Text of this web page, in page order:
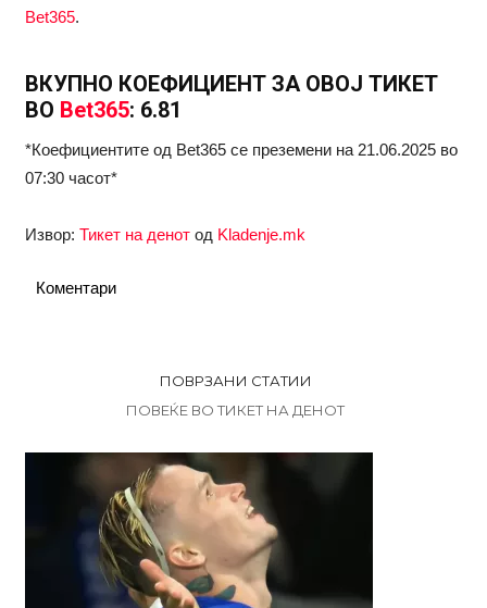
Bet365.
ВКУПНО КОЕФИЦИЕНТ ЗА ОВОЈ ТИКЕТ
ВО Bet365: 6.81
*Коефициентите од Bet365 се преземени на 21.06.2025 во
07:30 часот*
Извор: Тикет на денотод Kladenje.mk
Коментари
ПОВРЗАНИ СТАТИИ
ПОВЕЌЕ ВО ТИКЕТ НА ДЕНОТ